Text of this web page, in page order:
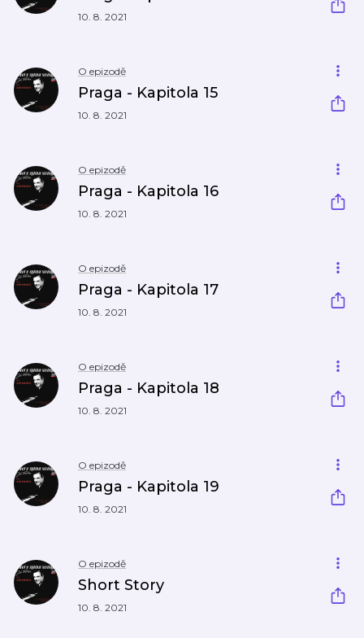
10. 8. 2021
O epizodě
Praga - Kapitola 15
10. 8. 2021
O epizodě
Praga - Kapitola 16
10. 8. 2021
O epizodě
Praga - Kapitola 17
10. 8. 2021
O epizodě
Praga - Kapitola 18
10. 8. 2021
O epizodě
Praga - Kapitola 19
10. 8. 2021
O epizodě
Short Story
10. 8. 2021